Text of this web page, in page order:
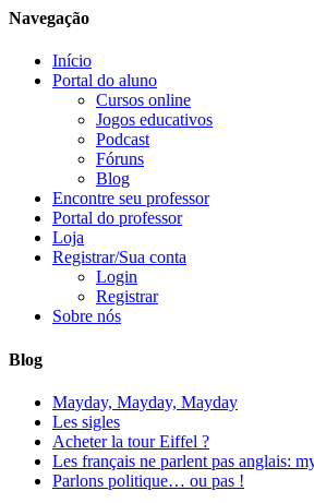
Navegação
Início
Portal do aluno
Cursos online
Jogos educativos
Podcast
Fóruns
Blog
Encontre seu professor
Portal do professor
Loja
Registrar/Sua conta
Login
Registrar
Sobre nós
Blog
Mayday, Mayday, Mayday
Les sigles
Acheter la tour Eiffel ?
Les français ne parlent pas anglais:
Parlons politique… ou pas !